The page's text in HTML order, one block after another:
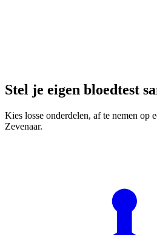
Stel je eigen bloedtest
Kies losse onderdelen, af te nemen op
Zevenaar.